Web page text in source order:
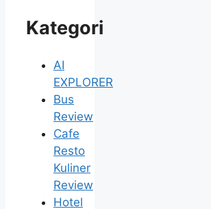
Kategori
AI
EXPLORER
Bus
Review
Cafe
Resto
Kuliner
Review
Hotel